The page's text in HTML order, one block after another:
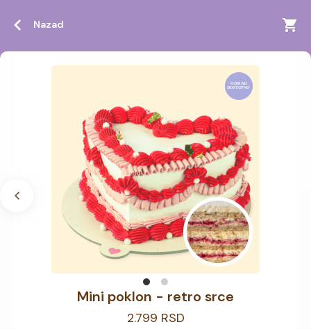
Nazad
Mini poklon - retro srce
2.799 RSD